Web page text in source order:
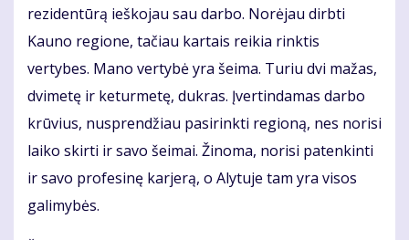
rezidentūrą ieškojau sau darbo. Norėjau dirbti
Kauno regione, tačiau kartais reikia rinktis
vertybes. Mano vertybė yra šeima. Turiu dvi mažas,
dvimetę ir keturmetę, dukras. Įvertindamas darbo
krūvius, nusprendžiau pasirinkti regioną, nes norisi
laiko skirti ir savo šeimai. Žinoma, norisi patenkinti
ir savo profesinę karjerą, o Alytuje tam yra visos
galimybės.